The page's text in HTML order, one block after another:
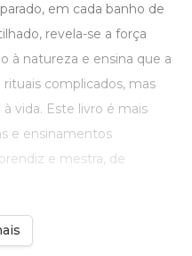
em cada banho de
revela-se a força
à natureza e ensina que a
complicados, mas
vida. Este livro é mais
e ensinamentos
e mestra, de